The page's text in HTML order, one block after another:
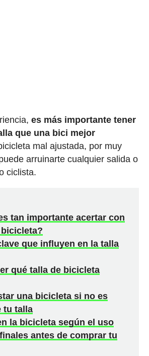
es más importante tener
que una bici mejor
mal ajustada, por muy
arruinarte cualquier salida o
ciclista.
tan importante acertar con
bicicleta?
que influyen en la talla
qué talla de bicicleta
una bicicleta si no es
tu talla
la bicicleta según el uso
antes de comprar tu